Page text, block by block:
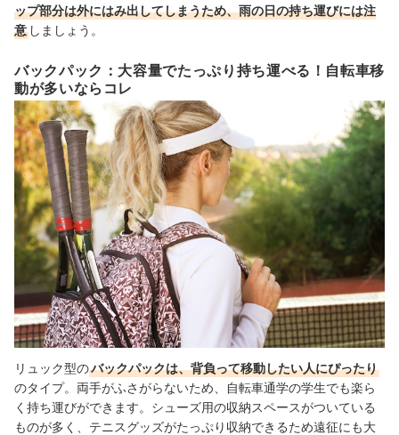
ップ部分は外にはみ出してしまうため、雨の日の持ち運びには注
意 しましょう。
バックパック：大容量でたっぷり持ち運べる！自転車移
動が多いならコレ
リュック型のバックパックは、背負って移動したい人にぴったり
のタイプ。両手がふさがらないため、自転車通学の学生でも楽ら
く持ち運びができます。シューズ用の収納スペースがついている
ものが多く、テニスグッズがたっぷり収納できるため遠征にも大